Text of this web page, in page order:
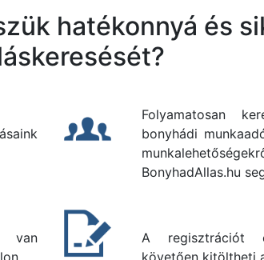
hatékonnyá és
Folyamatosan
bonyhádi
BonyhadAllas.hu
van
A regisztrációt
követően kitöltheti